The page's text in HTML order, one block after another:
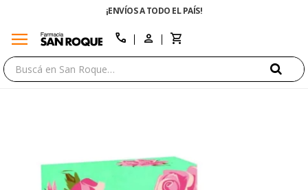
¡ENVÍOS A TODO EL PAÍS!
menu call
close